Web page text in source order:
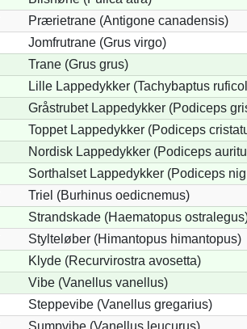
Prærietrane (Antigone canadensis)
Jomfrutrane (Grus virgo)
Trane (Grus grus)
Lille Lappedykker (Tachybaptus
Gråstrubet Lappedykker (Podiceps
Toppet Lappedykker (Podiceps
Nordisk Lappedykker (Podiceps
Sorthalset Lappedykker (Podiceps
Triel (Burhinus oedicnemus)
Strandskade (Haematopus
Stylteløber (Himantopus himantopus)
Klyde (Recurvirostra avosetta)
Vibe (Vanellus vanellus)
Steppevibe (Vanellus gregarius)
Sumpvibe (Vanellus leucurus)